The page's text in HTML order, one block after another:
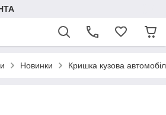
Новинки Кришка кузова